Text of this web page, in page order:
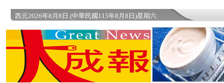
西元2026年8月8日 (中華民國115年8月8日)星期六